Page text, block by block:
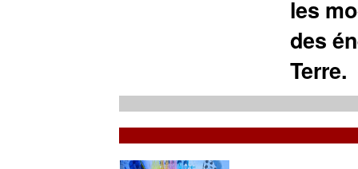
les
des
Terre.